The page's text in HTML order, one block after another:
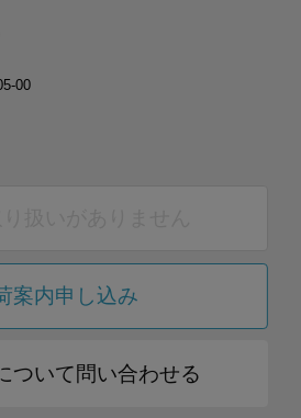
00
ついて問い合わせる
案内申し込み